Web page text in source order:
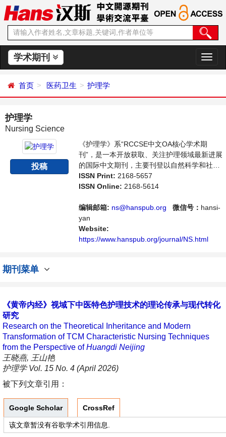
学术期刊
切
换
首页 医药卫生 护理学
护理学
Nursing Science
投稿
《护理学》系“RCCSE中文OA核心学术期
刊”，是一本开放获取、关注护理领域最新进展
的国际中文期刊，主要刊登以自然科学和社会
科学理论为基础，对人类健康的护理理论、知
识、技能及其发展规律等相关领域的论文。本
学术，集学术性、思想性为一体，旨在给世界
范围内的科学家、学者、科研人员提供一个传
播、分享和讨论护理学领域内不同方向问题与
发展的交流平台。
ISSN Print: 2168-5657
ISSN Online: 2168-5614
编辑邮箱: ns@hanspub.org 微信号： hansi-
yan
Website:
https://www.hanspub.org/journal/NS.html
期刊菜单
《黄帝内经》视域下中医特色护理技术的理论传承与现代转化
研究
Research on the Theoretical Inheritance and Modern
Transformation of TCM Characteristic Nursing Techniques
from the Perspective ofHuangdi Neijing
王晓燕, 王山艳
护理学 Vol. 15 No. 4 (April 2026)
被下列文章引用：
Google Scholar CrossRef
该文章暂没有谷歌学术引用信息.